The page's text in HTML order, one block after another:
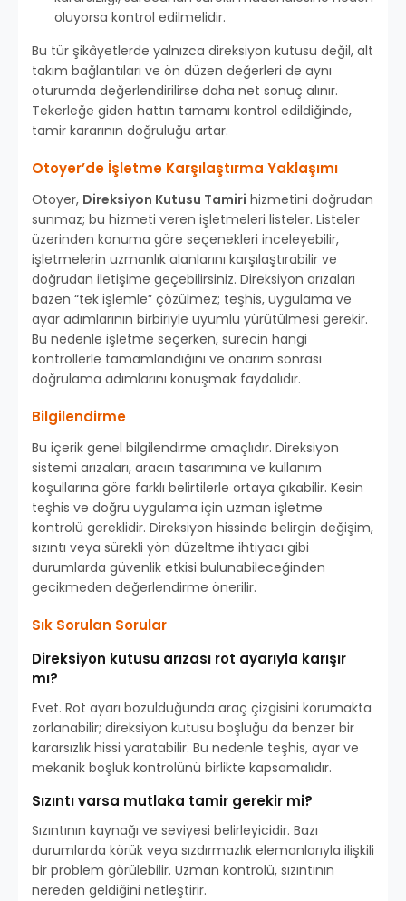
oluyorsa kontrol edilmelidir.
Bu tür şikâyetlerde yalnızca direksiyon kutusu değil, alt
takım bağlantıları ve ön düzen değerleri de aynı
oturumda değerlendirilirse daha net sonuç alınır.
Tekerleğe giden hattın tamamı kontrol edildiğinde,
tamir kararının doğruluğu artar.
Otoyer’de İşletme Karşılaştırma Yaklaşımı
Otoyer, Direksiyon Kutusu Tamiri hizmetini doğrudan
sunmaz; bu hizmeti veren işletmeleri listeler. Listeler
üzerinden konuma göre seçenekleri inceleyebilir,
işletmelerin uzmanlık alanlarını karşılaştırabilir ve
doğrudan iletişime geçebilirsiniz. Direksiyon arızaları
bazen “tek işlemle” çözülmez; teşhis, uygulama ve
ayar adımlarının birbiriyle uyumlu yürütülmesi gerekir.
Bu nedenle işletme seçerken, sürecin hangi
kontrollerle tamamlandığını ve onarım sonrası
doğrulama adımlarını konuşmak faydalıdır.
Bilgilendirme
Bu içerik genel bilgilendirme amaçlıdır. Direksiyon
sistemi arızaları, aracın tasarımına ve kullanım
koşullarına göre farklı belirtilerle ortaya çıkabilir. Kesin
teşhis ve doğru uygulama için uzman işletme
kontrolü gereklidir. Direksiyon hissinde belirgin değişim,
sızıntı veya sürekli yön düzeltme ihtiyacı gibi
durumlarda güvenlik etkisi bulunabileceğinden
gecikmeden değerlendirme önerilir.
Sık Sorulan Sorular
Direksiyon kutusu arızası rot ayarıyla karışır
mı?
Evet. Rot ayarı bozulduğunda araç çizgisini korumakta
zorlanabilir; direksiyon kutusu boşluğu da benzer bir
kararsızlık hissi yaratabilir. Bu nedenle teşhis, ayar ve
mekanik boşluk kontrolünü birlikte kapsamalıdır.
Sızıntı varsa mutlaka tamir gerekir mi?
Sızıntının kaynağı ve seviyesi belirleyicidir. Bazı
durumlarda körük veya sızdırmazlık elemanlarıyla ilişkili
bir problem görülebilir. Uzman kontrolü, sızıntının
nereden geldiğini netleştirir.